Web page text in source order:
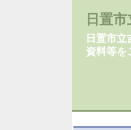
日置
日置市
資料等を